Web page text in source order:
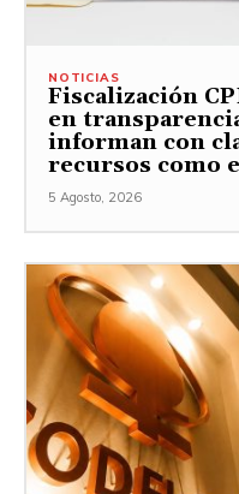
NOTICIAS
Fiscalización
en
informan con
recursos como
5 Agosto, 2026